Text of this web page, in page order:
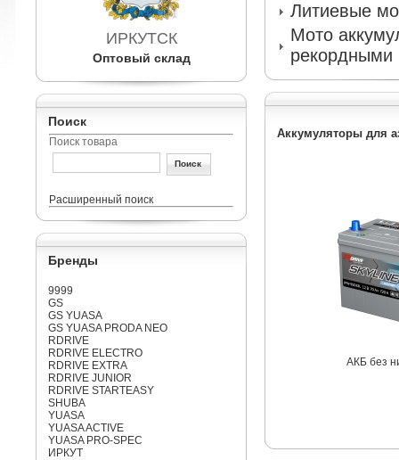
ИРКУТСК
Оптовый склад
Поиск
Поиск товара
Расширенный поиск
Бренды
9999
GS
GS YUASA
GS YUASA PRODA NEO
RDRIVE
RDRIVE ELECTRO
RDRIVE EXTRA
RDRIVE JUNIOR
RDRIVE STARTEASY
SHUBA
YUASA
YUASA ACTIVE
YUASA PRO-SPEC
ИРКУТ
Литиевые
Мото
рекордными
Аккумуляторы для
АКБ без